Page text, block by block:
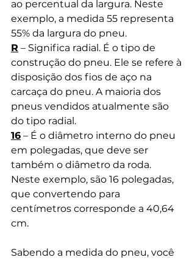
ao percentual da largura. Neste
exemplo, a medida 55 representa
55% da largura do pneu.
R – Significa radial. É o tipo de
construção do pneu. Ele se refere à
disposição dos fios de aço na
carcaça do pneu. A maioria dos
pneus vendidos atualmente são
do tipo radial.
16 – É o diâmetro interno do pneu
em polegadas, que deve ser
também o diâmetro da roda.
Neste exemplo, são 16 polegadas,
que convertendo para
centímetros corresponde a 40,64
cm.
Sabendo a medida do pneu, você